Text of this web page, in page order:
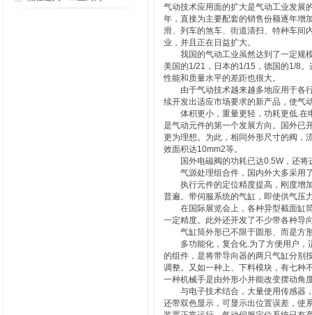
气动技术应用面的扩大是气动工业发展
年，直接为主要配套的销售份额逐年增
滑、列车的煞车、街道清扫、特种车间
业，并且正在日益扩大。
我国的气动工业虽然达到了一定规模
美国的1/21，日本的1/15，德国的1/8
性能和质量水平的差距也很大。
由于气动技术越来越多地应用于各行
续开发出适应市场要求的新产品，使气
体积更小，重量更轻，功耗更低.在
是气动元件的第一个发展方向。国外已
更为理想。为此，相同外形尺寸的阀，
效面积达10mm2等。
国外电磁阀的功耗已达0.5W，还将
气源处理组合件，国内外大多采用了
执行元件的定位精度提高，刚度增加
普遍。带伺服系统的气缸，即使供气压
在国际展览会上，各种异型截面缸筒
一定精度。此外还开发了不少带各种导
气缸筒外形已不限于圆形、而是方形
多功能化，复合化.为了方便用户，
的组件，是将带导向器的两只气缸分别
调整。又如一种上、下料模块，有七种
一种机械手是由外形小并能改变摆动角
与电子技术结合，大量使用传感器，
还带双色显示，可显示出位置误差，使